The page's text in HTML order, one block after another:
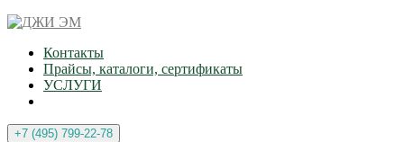
Контакты
Прайсы, каталоги, сертификаты
УСЛУГИ
+7 (495) 799-22-78